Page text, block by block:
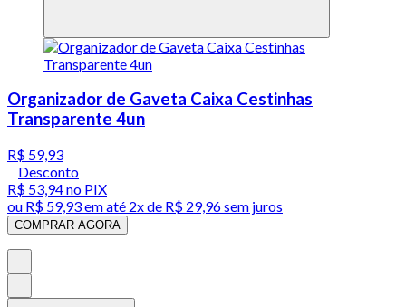
Organizador de Gaveta Caixa Cestinhas
Transparente 4un
R$ 59,93
Desconto
R$ 53,94no PIX
ou R$ 59,93em até 2x de R$ 29,96 sem juros
COMPRAR AGORA